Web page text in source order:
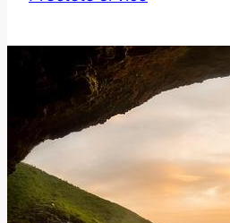
a
jaké
únos?